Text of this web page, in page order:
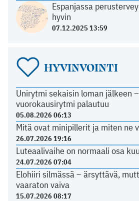
Espanjassa
hyvin
07.12.2025 13:59
HYVINVOINTI
Unirytmi sekaisin loman jälkeen
vuorokausirytmi palautuu
05.08.2026 06:13
Mitä ovat minipillerit ja miten ne
26.07.2026 19:16
Luteaalivaihe on normaali osa
24.07.2026 07:04
Elohiiri silmässä – ärsyttävä,
vaaraton vaiva
15.07.2026 08:17